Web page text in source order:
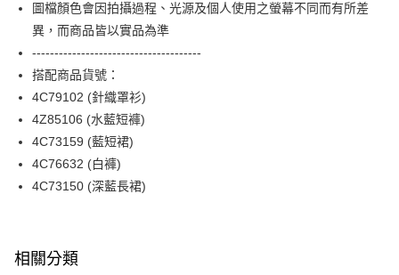
玉山商業銀行
星展（台灣）商業銀行
台新國際商業銀行
【關於「AFTEE先享後付」】
AFTEE先享後付是「在收到商品之後才付款」的支付方式。 讓您購物簡單
便利好安心！
１．簡單：不需註冊會員、不需綁卡、不需儲值。
２．便利：只要手機號碼，簡訊認證，即可結帳。
【「AFTEE先享後付」結帳流程】
１．於結帳方式選擇「AFTEE先享後付」後，將跳轉至「AFTEE先享後付」
結帳頁面，進行簡訊認證並確認金額後，即可完成結帳。
２．訂單成立數日內，您將收到繳費通知簡訊。
３．收到繳費通知簡訊後14天內，點擊此簡訊中的連結，可透過四大超商／
後付繳納相關費用。
※ 交易是否成功請以「AFTEE先享後付 」之結帳頁面顯示為準，若有關於
付款後全家FamilyMart取貨
每筆NT$90，滿NT$3,600(含以上)免運費
付款後7-11取貨
每筆NT$90，滿NT$3,600(含以上)免運費
離島宅配 (蘭嶼恕不配送)
圖檔顏色會因拍攝過程、光源及個人使用之螢幕不同而有所差
異，而商品皆以實品為準
--------------------------------------
搭配商品貨號：
4C79102 (針織罩衫)
4Z85106 (水藍短褲)
4C73159 (藍短裙)
4C76632 (白褲)
4C73150 (深藍長裙)
相關分類